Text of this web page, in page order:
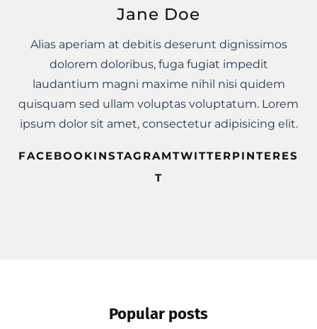
Jane Doe
Alias aperiam at debitis deserunt dignissimos
dolorem doloribus, fuga fugiat impedit
laudantium magni maxime nihil nisi quidem
quisquam sed ullam voluptas voluptatum. Lorem
ipsum dolor sit amet, consectetur adipisicing elit.
FACEBOOKINSTAGRAMTWITTERPINTERES
T
Popular posts